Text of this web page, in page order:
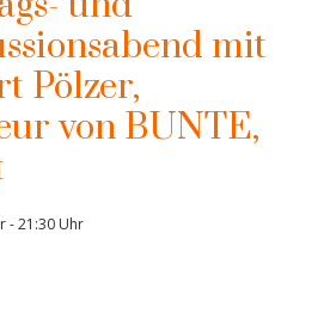
mit
Pölzer,
von BUNTE,
-21:30 Uhr